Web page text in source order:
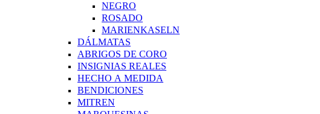
NEGRO
ROSADO
MARIENKASELN
DÁLMATAS
ABRIGOS DE CORO
INSIGNIAS REALES
HECHO A MEDIDA
BENDICIONES
MITREN